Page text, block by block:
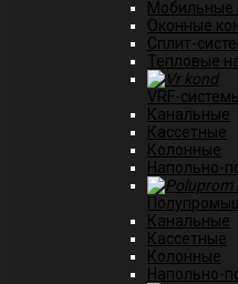
Мобильные
Оконные
Сплит-
Тепловые
VRF-
Канальные
Касcетные
Колонные
Напольно-
Канальные
Кассетные
Колонные
Напольно-